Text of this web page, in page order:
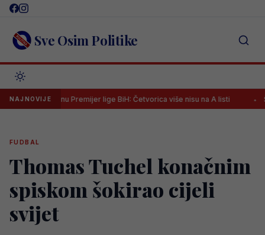
Skip
content Sve Osim Politike
NAJNOVIJE
sezonu Premijer lige BiH: Četvorica više nisu na A listi Španac
FUDBAL
Thomas Tuchel konačnim
spiskom šokirao cijeli
svijet